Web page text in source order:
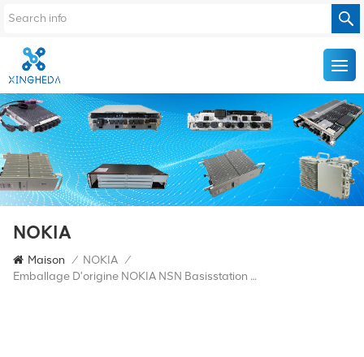
NOKIA
Maison / NOKIA /
Emballage D'origine NOKIA NSN Basisstation Flexi BBU FRGY 472854A